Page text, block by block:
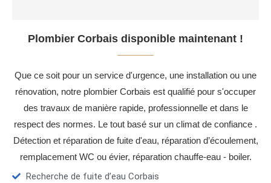
Plombier Corbais disponible maintenant !
Que ce soit pour un service d'urgence, une installation ou une
rénovation, notre plombier Corbais est qualifié pour s'occuper
des travaux de manière rapide, professionnelle et dans le
respect des normes. Le tout basé sur un climat de confiance .
Détection et réparation de fuite d'eau, réparation d’écoulement,
remplacement WC ou évier, réparation chauffe-eau - boiler.
Recherche de fuite d’eau Corbais